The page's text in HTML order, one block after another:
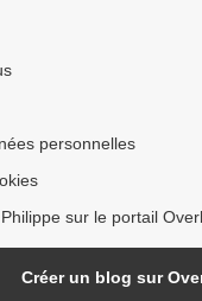
personnelles
sur le portail
Créer un blog sur